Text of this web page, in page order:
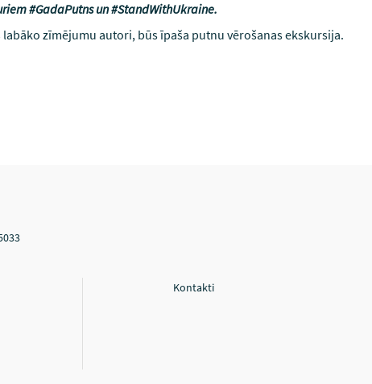
#GadaPutns un #StandWithUkraine.
labāko zīmējumu autori, būs īpaša putnu vērošanas ekskursija.
Kontakti